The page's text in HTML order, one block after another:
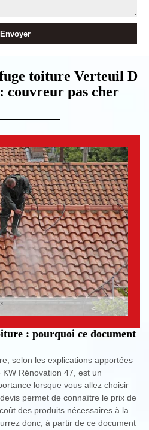
toiture Verteuil D
couvreur pas cher
: pourquoi ce document
selon les explications apportées
Rénovation 47, est un
lorsque vous allez choisir
permet de connaître le prix de
des produits nécessaires à la
donc, à partir de ce document